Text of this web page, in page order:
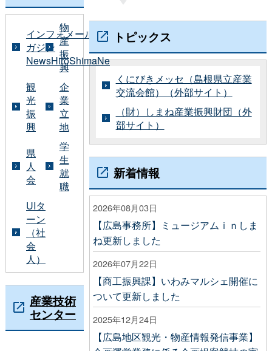
トピックス
くにびきメッセ（島根県立産業
交流会館）（外部サイト）
（財）しまね産業振興財団（外
部サイト）
新着情報
2026年08月03日
【広島事務所】ミュージアムｉｎしま
ね更新しました
2026年07月22日
【商工振興課】いわみマルシェ開催に
ついて更新しました
2025年12月24日
【広島地区観光・物産情報発信事業】
インフォメールマ
ガジン
NewsHiroShimaNe
物
産
振
興
観
光
振
興
企
業
立
地
県
人
会
学
生
就
職
UIタ
ーン
（社
会
人）
産業技術
センター